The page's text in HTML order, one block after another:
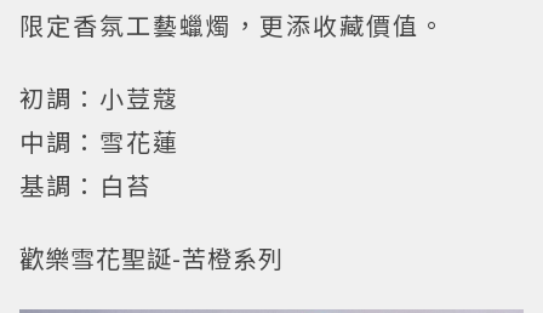
限定香氛工藝蠟燭，更添收藏價值。
初調：小荳蔻
中調：雪花蓮
基調：白苔
歡樂雪花聖誕-苦橙系列